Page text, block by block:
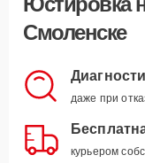
Смоленске
даже при
курьером